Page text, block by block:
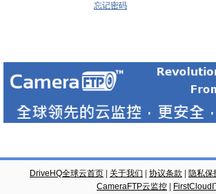
忘记密码
DriveHQ全球云首页 关于我们 协议条款
隐私保
CameraFTP云监控